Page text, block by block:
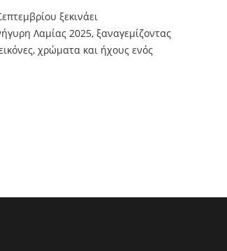
ξεκινάει
Λαμίας 2025, ξαναγεμίζοντας
χρώματα και ήχους ενός